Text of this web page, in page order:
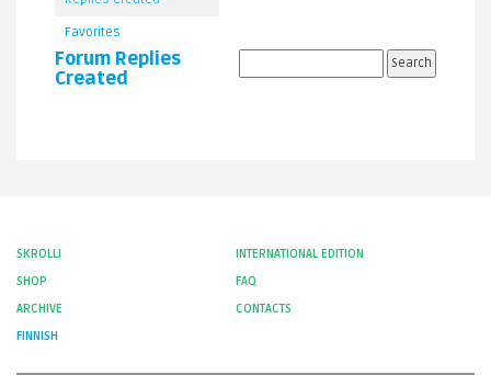
Favorites
Forum Replies
Created
SKROLLI
INTERNATIONAL EDITION
SHOP
FAQ
ARCHIVE
CONTACTS
FINNISH